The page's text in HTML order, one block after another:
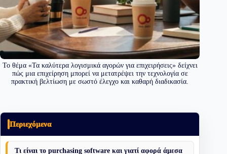
Το θέμα «Τα καλύτερα λογισμικά αγορών για επιχειρήσεις» δείχνει
πώς μια επιχείρηση μπορεί να μετατρέψει την τεχνολογία σε
πρακτική βελτίωση με σωστό έλεγχο και καθαρή διαδικασία.
Περιεχόμενα
Τι είναι το purchasing software και γιατί αφορά άμεσα